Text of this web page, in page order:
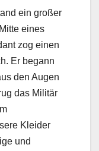
ein großer
eines
zog einen
Er begann
den Augen
das Militär
Kleider
und